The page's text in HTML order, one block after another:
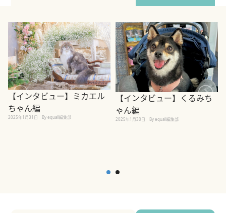
【インタビュー】ミカエル
ちゃん編
2025年1月31日 By equall編集部
【インタビュー】くるみち
ゃん編
2025年1月30日 By equall編集部